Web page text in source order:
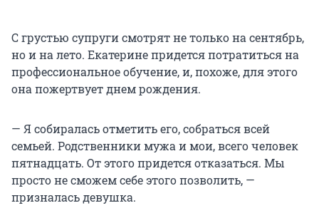
С грустью супруги смотрят не только на сентябрь,
но и на лето. Екатерине придется потратиться на
профессиональное обучение, и, похоже, для этого
она пожертвует днем рождения.
— Я собиралась отметить его, собраться всей
семьей. Родственники мужа и мои, всего человек
пятнадцать. От этого придется отказаться. Мы
просто не сможем себе этого позволить, —
призналась девушка.